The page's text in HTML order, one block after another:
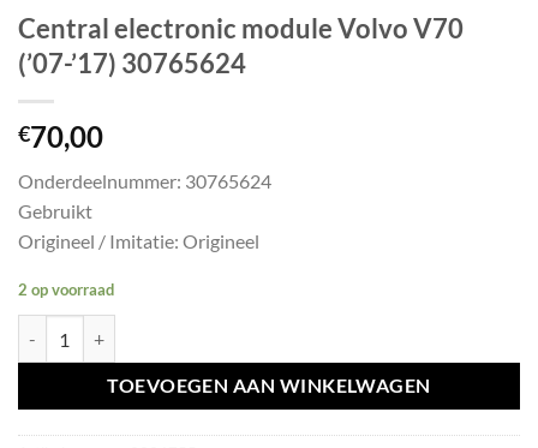
Central electronic module Volvo V70
(’07-’17) 30765624
€70,00
Onderdeelnummer: 30765624
Gebruikt
Origineel / Imitatie: Origineel
2 op voorraad
TOEVOEGEN AAN WINKELWAGEN